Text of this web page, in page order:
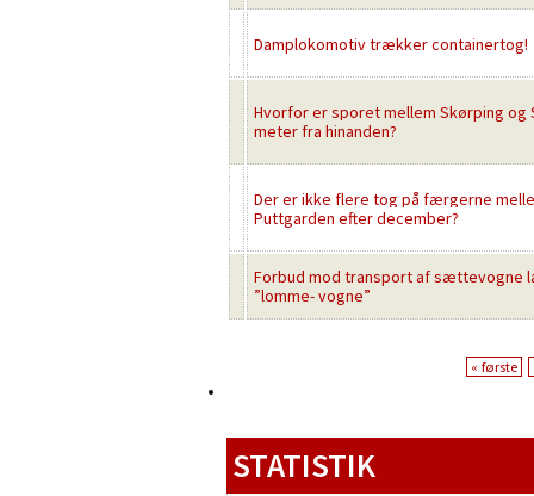
Damplokomotiv trækker containertog!
Hvorfor er sporet mellem Skørping og
meter fra hinanden?
Der er ikke flere tog på færgerne
Puttgarden efter december?
Forbud mod transport af sættevogne
”lomme- vogne”
« første
STATISTIK